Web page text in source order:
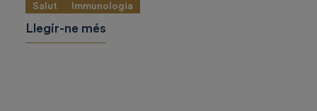
Salut Immunologia
Llegir-ne més